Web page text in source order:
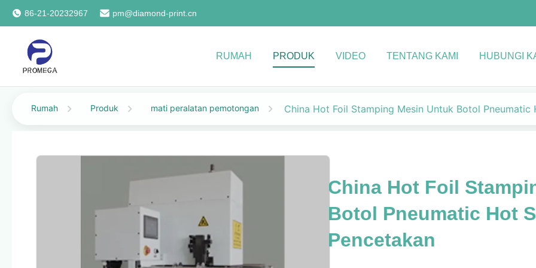
86-21-20232967 pm@diamond-print.cn
RUMAH PRODUK VIDEO TENTANG KAMI HUBUNGI
Rumah Produk mati peralatan pemotongan China Hot Foil Stamping Mesin Untuk Botol
China Hot Foil
Botol Pneumatic Hot
Pencetakan